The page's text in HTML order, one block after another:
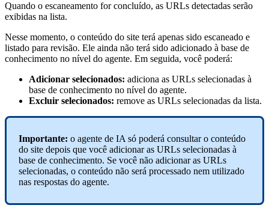
Quando o escaneamento for concluído, as URLs detectadas serão
exibidas na lista.
Nesse momento, o conteúdo do site terá apenas sido escaneado e
listado para revisão. Ele ainda não terá sido adicionado à base de
conhecimento no nível do agente. Em seguida, você poderá:
Adicionar selecionados: adiciona as URLs selecionadas à
base de conhecimento no nível do agente.
Excluir selecionados: remove as URLs selecionadas da lista.
Importante: o agente de IA só poderá consultar o conteúdo
do site depois que você adicionar as URLs selecionadas à
base de conhecimento. Se você não adicionar as URLs
selecionadas, o conteúdo não será processado nem utilizado
nas respostas do agente.